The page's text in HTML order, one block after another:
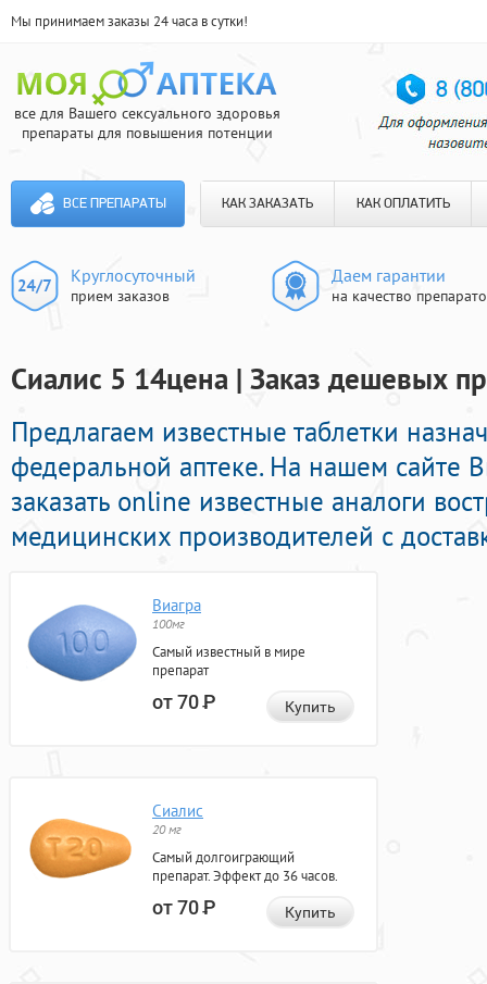
Мы принимаем заказы 24 часа в сутки!
все для Вашего сексуального здоровья
препараты для повышения потенции
ВСЕ ПРЕПАРАТЫ КАК ЗАКАЗАТЬ КАК ОПЛАТИТЬ
Круглосуточный
прием заказов
Даем гарантии
на качество
Сиалис 5 14цена | Заказ дешевых
Предлагаем известные таблетки
федеральной аптеке. На нашем сайте
заказать online известные аналоги
медицинских производителей с
Виагра
100мг
Самый известный в мире
препарат
от 70Р Купить
Сиалис
20 мг
Самый долгоиграющий
препарат. Эффект до 36 часов.
от 70Р Купить